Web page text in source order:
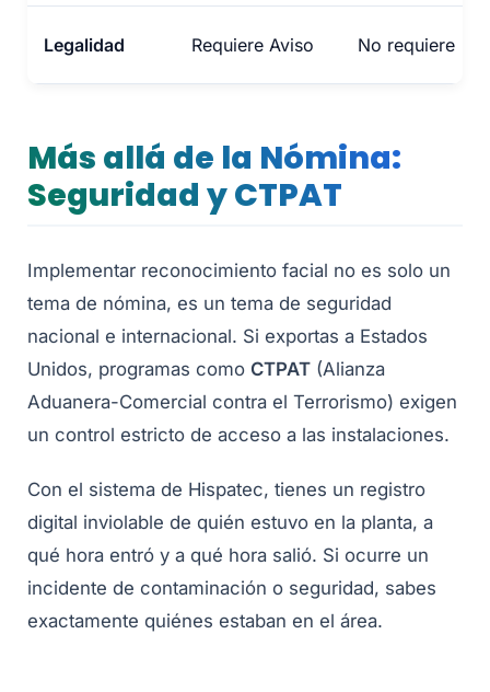
Legalidad Requiere Aviso No requiere
Más allá de la Nómina:
Seguridad y CTPAT
Implementar reconocimiento facial no es solo un
tema de nómina, es un tema de seguridad
nacional e internacional. Si exportas a Estados
Unidos, programas como CTPAT (Alianza
Aduanera-Comercial contra el Terrorismo) exigen
un control estricto de acceso a las instalaciones.
Con el sistema de Hispatec, tienes un registro
digital inviolable de quién estuvo en la planta, a
qué hora entró y a qué hora salió. Si ocurre un
incidente de contaminación o seguridad, sabes
exactamente quiénes estaban en el área.